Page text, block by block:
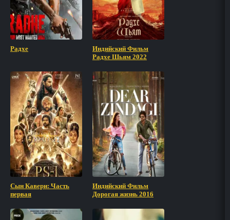
Радхе
Индийский Фильм
Радхе Шьям 2022
Сын Кавери: Часть
первая
Индийский Фильм
Дорогая жизнь 2016